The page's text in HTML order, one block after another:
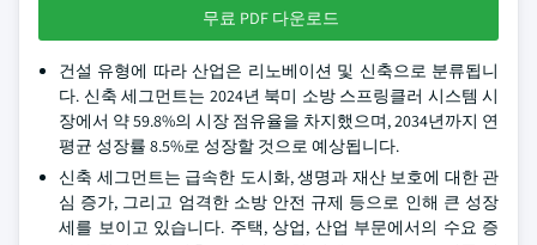
무료 PDF 다운로드
건설 유형에 따라 산업은 리노베이션 및 신축으로 분류됩니
다. 신축 세그먼트는 2024년 북미 소방 스프링클러 시스템 시
장에서 약 59.8%의 시장 점유율을 차지했으며, 2034년까지 연
평균 성장률 8.5%로 성장할 것으로 예상됩니다.
신축 세그먼트는 급속한 도시화, 생명과 재산 보호에 대한 관
심 증가, 그리고 엄격한 소방 안전 규제 등으로 인해 큰 성장
세를 보이고 있습니다. 주택, 상업, 산업 부문에서의 수요 증